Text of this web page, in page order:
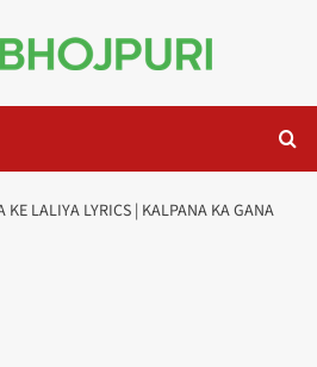
KE LALIYA LYRICS | KALPANA KA GANA